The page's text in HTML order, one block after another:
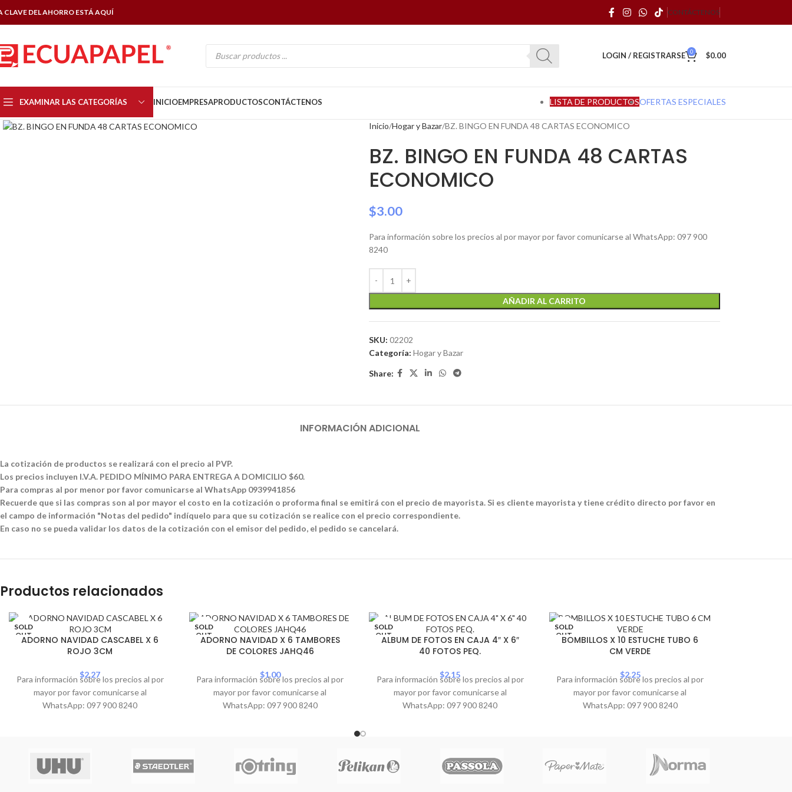
CLAVE DEL AHORRO ESTÁ AQUÍ CONTÁCTENOS
LOGIN / REGISTRARSE 0 $0.00
EXAMINAR LAS CATEGORÍAS INICIOEMPRESAPRODUCTOSCONTÁCTENOS LISTA DE PRODUCTOSOFERTAS ESPECIALES
Inicio Hogar y Bazar BZ. BINGO EN FUNDA 48 CARTAS ECONOMICO
BZ. BINGO EN FUNDA 48 CARTAS
ECONOMICO
$3.00
Para información sobre los precios al por mayor por favor comunicarse al WhatsApp: 097 900
8240
AÑADIR AL CARRITO
SKU: 02202
Categoría: Hogar y Bazar
Share:
INFORMACIÓN ADICIONAL
La cotización de productos se realizará con el precio al PVP.
Los precios incluyen I.V.A. PEDIDO MÍNIMO PARA ENTREGA A DOMICILIO $60.
Para compras al por menor por favor comunicarse al WhatsApp 0939941856
Recuerde que si las compras son al por mayor el costo en la cotización o proforma final se emitirá con el precio de mayorista. Si es cliente mayorista y tiene crédito directo por favor en
el campo de información "Notas del pedido" indíquelo para que su cotización se realice con el precio correspondiente.
En caso no se pueda validar los datos de la cotización con el emisor del pedido, el pedido se cancelará.
Productos relacionados
SOLD
OUT
ADORNO NAVIDAD CASCABEL X 6
ROJO 3CM
$2.27
Para información sobre los precios al por
mayor por favor comunicarse al
WhatsApp: 097 900 8240
SOLD
OUT
ADORNO NAVIDAD X 6 TAMBORES
DE COLORES JAHQ46
$1.00
Para información sobre los precios al por
mayor por favor comunicarse al
WhatsApp: 097 900 8240
SOLD
OUT
ALBUM DE FOTOS EN CAJA 4″ X 6″
40 FOTOS PEQ.
$2.15
Para información sobre los precios al por
mayor por favor comunicarse al
WhatsApp: 097 900 8240
SOLD
OUT
BOMBILLOS X 10 ESTUCHE TUBO 6
CM VERDE
$2.25
Para información sobre los precios al por
mayor por favor comunicarse al
WhatsApp: 097 900 8240